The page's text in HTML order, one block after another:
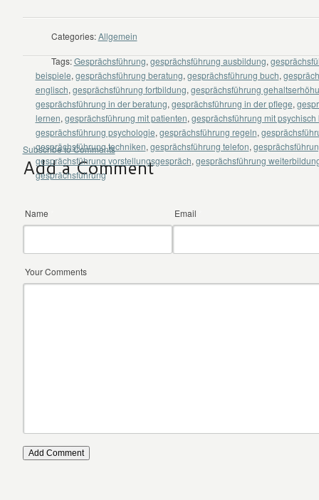
Categories: Allgemein
Tags: Gesprächsführung, gesprächsführung ausbildung,
beispiele, gesprächsführung beratung, gesprächsführung buch,
englisch, gesprächsführung fortbildung, gesprächsführung
gesprächsführung in der beratung, gesprächsführung in der pflege,
lernen, gesprächsführung mit patienten, gesprächsführung mit psychisch
gesprächsführung psychologie, gesprächsführung regeln,
gesprächsführung techniken, gesprächsführung telefon,
gesprächsführung vorstellungsgespräch, gesprächsführung
gesprächsführung
Subscribe to Comments
Add a Comment
Name Email
Your Comments